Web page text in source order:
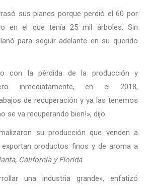
sus planes porque perdió el 60 por
en el que tenía 25 mil árboles. Sin
para seguir adelante en su querido
con la pérdida de la producción y
inmediatamente, en el 2018,
de recuperación y ya las tenemos
se va recuperando bien!», dijo.
su producción que venden a
productos finos y de aroma a
California y Florida.
una industria grande», enfatizó